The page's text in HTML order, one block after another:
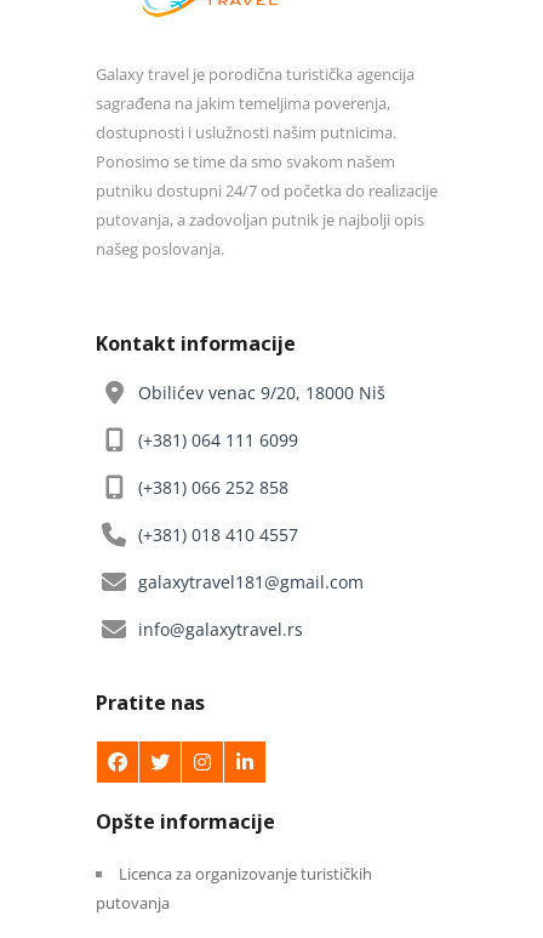
Galaxy travel je porodična turistička agencija
sagrađena na jakim temeljima poverenja,
dostupnosti i uslužnosti našim putnicima.
Ponosimo se time da smo svakom našem
putniku dostupni 24/7 od početka do realizacije
putovanja, a zadovoljan putnik je najbolji opis
našeg poslovanja.
Kontakt informacije
Obilićev venac 9/20, 18000 Niš
(+381) 064 111 6099
(+381) 066 252 858
(+381) 018 410 4557
galaxytravel181@gmail.com
info@galaxytravel.rs
Pratite nas
Opšte informacije
Licenca za organizovanje turističkih
putovanja